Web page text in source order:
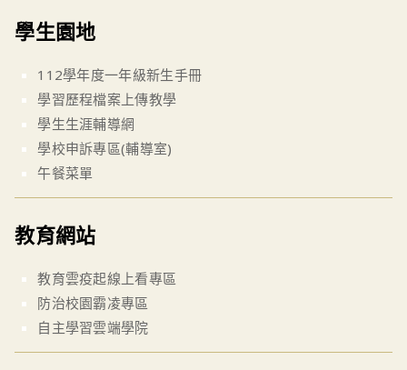
學生園地
112學年度一年級新生手冊
學習歷程檔案上傳教學
學生生涯輔導網
學校申訴專區(輔導室)
午餐菜單
教育網站
教育雲疫起線上看專區
防治校園霸凌專區
自主學習雲端學院